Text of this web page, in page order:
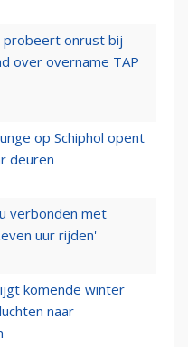
probeert onrust bij
over overname TAP
op Schiphol opent
deuren
verbonden met
uur rijden'
komende winter
naar